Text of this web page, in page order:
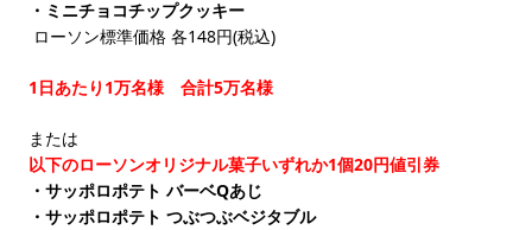
・ミニチョコチップクッキー
ローソン標準価格 各148円(税込)
1日あたり1万名様 合計5万名様
または
以下のローソンオリジナル菓子いずれか1個20円値引券
・サッポロポテト バーベQあじ
・サッポロポテト つぶつぶベジタブル